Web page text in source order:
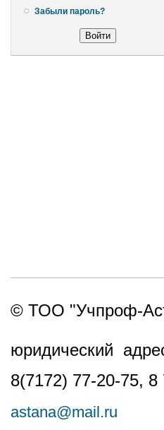
Забыли пароль?
© ТОО "Учпроф-
юридический
8(7172) 77-20-75, 8
astana@mail.ru